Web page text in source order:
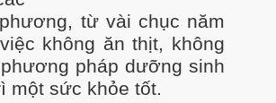
ương, từ vài chục năm
không ăn thịt, không
ương pháp dưỡng sinh
một sức khỏe tốt.